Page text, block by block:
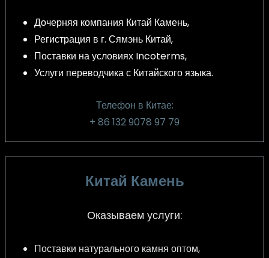
Дочерняя компания Китай Камень,
Регистрация в г. Сямэнь Китай,
Поставки на условиях Incoterms,
Услуги переводчика с Китайского языка.
Телефон в Китае:
+ 86 132 9078 97 79
Китай Камень
Оказываем услуги:
Поставки натурального камня оптом,